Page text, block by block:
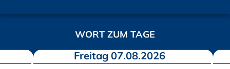
WORT ZUM TAGE
Freitag 07.08.2026